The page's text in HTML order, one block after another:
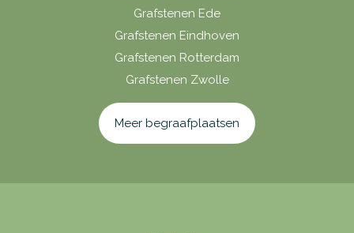
Grafstenen Ede
Grafstenen Eindhoven
Grafstenen Rotterdam
Grafstenen Zwolle
Meer begraafplaatsen